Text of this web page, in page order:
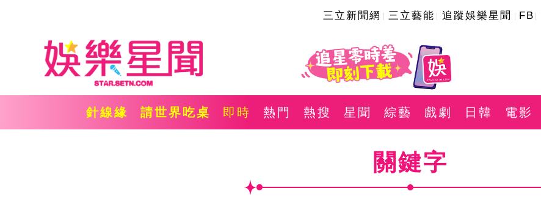
三立新聞網 三立藝能 追蹤娛樂星聞 FB
針線緣 請世界吃桌 即時 熱門 熱搜 星聞 綜藝 戲劇 日韓 電影
關鍵字